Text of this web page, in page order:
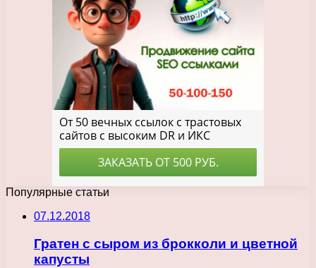
Популярные статьи
07.12.2018
Гратен с сыром из брокколи и цветной
капусты